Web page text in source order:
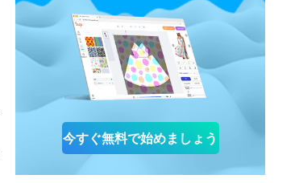
今すぐ無料で始めましょう